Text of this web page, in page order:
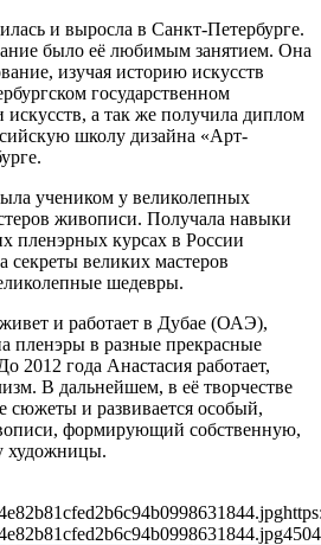
и выросла в Санкт-Петербурге.
было её любимым занятием. Она
изучая историю искусств
государственном
искусств, а так же получила диплом
школу дизайна «Арт-
учеником у великолепных
живописи. Получала навыки
пленэрных курсах в России
секреты великих мастеров
шедевры.
и работает в Дубае (ОАЭ),
пленэры в разные прекрасные
2012 года Анастасия работает,
В дальнейшем, в её творчестве
сюжеты и развивается особый,
формирующий собственную,
художницы.
450